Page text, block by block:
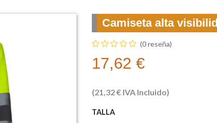
Camiseta alta
(0 reseña)
17,62 €
(21,32€ IVA Incluido)
TALLA